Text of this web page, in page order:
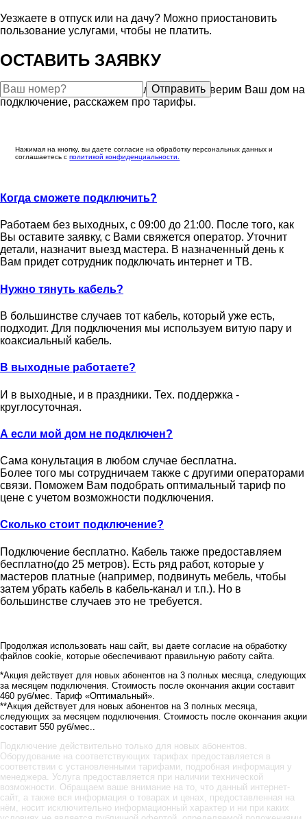
Уезжаете в отпуск или на дачу? Можно приостановить
пользование услугами, чтобы не платить.
ОСТАВИТЬ ЗАЯВКУ
Закажите бесплатную консультацию, проверим Ваш дом на
подключение, расскажем про тарифы.
Отправить
Нажимая на кнопку, вы даете согласие на обработку персональных данных и
соглашаетесь cполитикой конфиденциальности.
Когда сможете подключить?
Работаем без выходных, с 09:00 до 21:00. После того, как
Вы оставите заявку, с Вами свяжется оператор. Уточнит
детали, назначит выезд мастера. В назначенный день к
Вам придет сотрудник подключать интернет и ТВ.
Нужно тянуть кабель?
В большинстве случаев тот кабель, который уже есть,
подходит. Для подключения мы используем витую пару и
коаксиальный кабель.
В выходные работаете?
И в выходные, и в праздники. Тех. поддержка -
круглосуточная.
А если мой дом не подключен?
Сама конультация в любом случае бесплатна.
Более того мы сотрудничаем также с другими операторами
связи. Поможем Вам подобрать оптимальный тариф по
цене с учетом возможности подключения.
Сколько стоит подключение?
Подключение бесплатно. Кабель также предоставляем
бесплатно(до 25 метров). Есть ряд работ, которые у
мастеров платные (например, подвинуть мебель, чтобы
затем убрать кабель в кабель-канал и т.п.). Но в
большинстве случаев это не требуется.
Продолжая использовать наш сайт, вы даете согласие на обработку
файлов cookie, которые обеспечивают правильную работу сайта.
*Акция действует для новых абонентов на 3 полных месяца, следующих
за месяцем подключения. Стоимость после окончания акции составит
460 руб/мес. Тариф «Оптимальный».
**Акция действует для новых абонентов на 3 полных месяца,
следующих за месяцем подключения. Стоимость после окончания акции
составит 550 руб/мес..
Подключение действительно только для новых абонентов.
Оборудование на соответствующих тарифах предоставляется в
соответствии с установленными тарифами, подробная информация у
менеджера. Услуга предоставляется при наличии технической
возможности. Обращаем ваше внимание на то, что данный интернет-
сайт, а также вся информация о товарах и ценах, предоставленная на
нём, носит исключительно информационный характер и ни при каких